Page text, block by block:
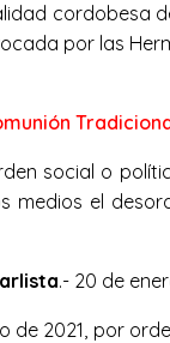
cordobesa
por las
social o
medios el
.- 20 de
de 2021, por